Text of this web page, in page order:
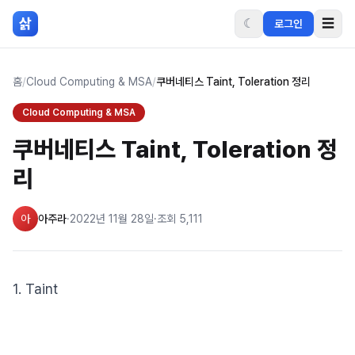
본문 바로가기
삵 ☾ 로그인 ☰
홈/Cloud Computing & MSA/쿠버네티스 Taint, Toleration 정리
Cloud Computing & MSA
쿠버네티스 Taint, Toleration 정
리
아 아주라·2022년 11월 28일·조회 5,111
1. Taint